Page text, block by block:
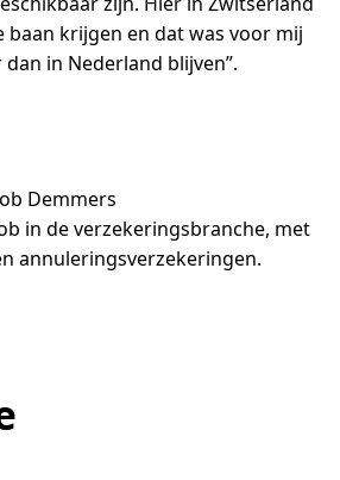
baan krijgen en dat was voor mij
in Nederland blijven”.
Demmers
in de verzekeringsbranche, met
annuleringsverzekeringen.